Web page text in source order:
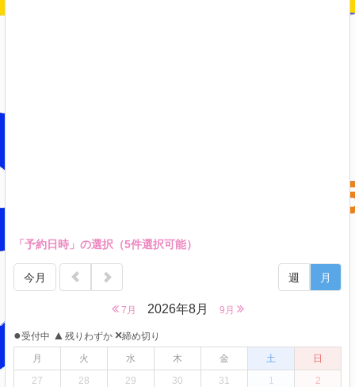
「予約日時」の選択（5件選択可能）
今月
7月 2026年8月 9月
週 月
●受付中 ▲ 残りわずか ×締め切り
月
火 水 木 金 土
日
27
28 29 30 31 1 2